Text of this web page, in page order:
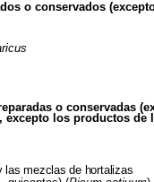
oconservados (
oconservadas (
,excepto los productos de
las mezclas de hortalizas